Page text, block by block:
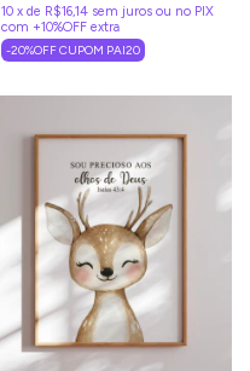
10 x de R$16,14 sem juros
-20%OFF CUPOM PAI20